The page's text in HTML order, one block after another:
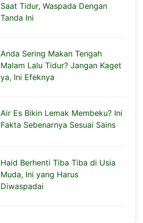
Saat Tidur, Waspada Dengan
Tanda Ini
Anda Sering Makan Tengah
Malam Lalu Tidur? Jangan Kaget
ya, Ini Efeknya
Air Es Bikin Lemak Membeku? Ini
Fakta Sebenarnya Sesuai Sains
Haid Berhenti Tiba Tiba di Usia
Muda, Ini yang Harus
Diwaspadai